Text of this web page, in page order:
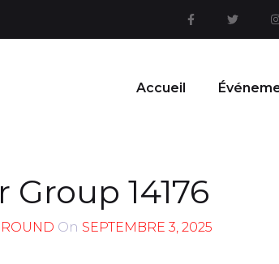
Accueil
Group 14176
On SEPTEMBRE 3, 2025